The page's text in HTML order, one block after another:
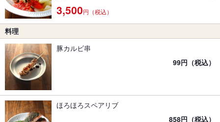
3,500円（税込）
料理
豚カルビ串
99円（税込）
ほろほろスペアリブ
858円（税込）